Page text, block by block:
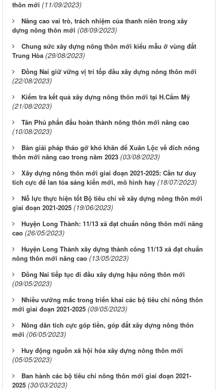
thôn mới (11/09/2023)
Nâng cao vai trò, trách nhiệm của thanh niên trong xây
dựng nông thôn mới (08/09/2023)
Chung sức xây dựng nông thôn mới kiểu mẫu ở vùng đất
Trung Hòa (29/08/2023)
Đồng Nai giữ vững vị trí tốp đầu xây dựng nông thôn mới
(22/08/2023)
Kiểm tra kết quả xây dựng nông thôn mới tại H.Cẩm Mỹ
(21/08/2023)
Tân Phú phấn đấu hoàn thành nông thôn mới nâng cao
(10/08/2023)
Bàn giải pháp tháo gỡ khó khăn để Xuân Lộc về đích nông
thôn mới nâng cao trong năm 2023 (03/08/2023)
Xây dựng nông thôn mới giai đoạn 2021-2025: Cần tư duy
tích cực để lan tỏa sáng kiến mới, mô hình hay (18/07/2023)
Nỗ lực thực hiện tốt Bộ tiêu chí về xây dựng nông thôn mới
giai đoạn 2021-2025 (19/06/2023)
Huyện Long Thành: 11/13 xã đạt chuẩn nông thôn mới nâng
cao (26/05/2023)
Huyện Long Thành xây dựng thành công 11/13 xã đạt chuẩn
nông thôn mới nâng cao (13/05/2023)
Đồng Nai tiếp tục đi đầu xây dựng hậu nông thôn mới
(09/05/2023)
Nhiều vướng mắc trong triển khai các bộ tiêu chí nông thôn
mới giai đoạn 2021-2025 (09/05/2023)
Nông dân tích cực góp tiền, góp đất xây dựng nông thôn
mới (06/05/2023)
Huy động nguồn xã hội hóa xây dựng nông thôn mới
(05/05/2023)
Ban hành các bộ tiêu chí nông thôn mới giai đoạn 2021-
2025 (30/03/2023)